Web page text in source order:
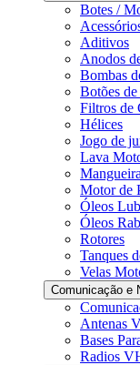
Botes /
Aditivos
Anodos
Bombas
Botões
Filtros de
Hélices
Jogo de
Lava
Motor de
Óleos
Óleos
Rotores
Tanques
Velas
Comunicação e
Antenas
Bases
Radios